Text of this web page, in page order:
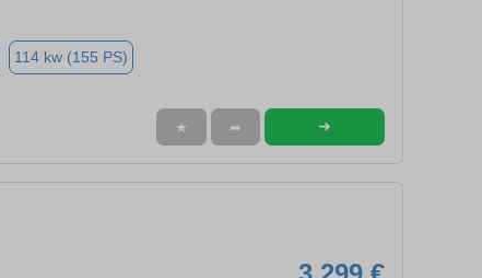
114 kw (155 PS)
★ ➦ ➜